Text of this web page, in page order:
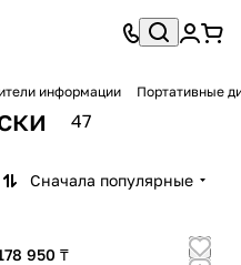
информации Портативные
47
Сначала популярные
950 ₸